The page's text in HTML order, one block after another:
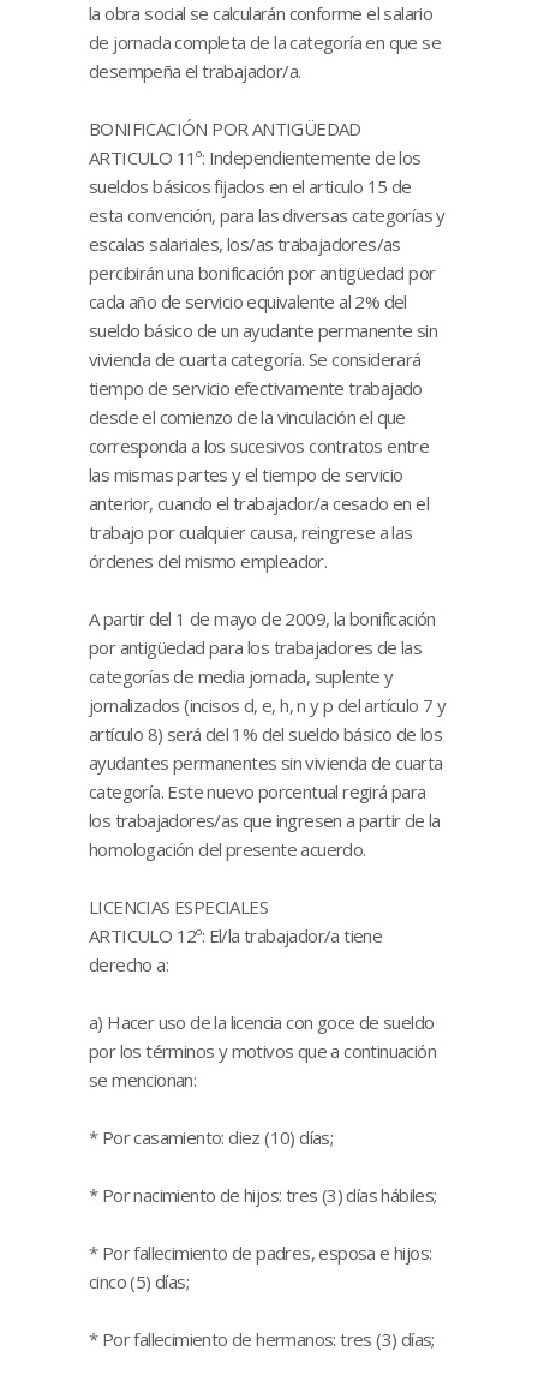
la obra social se calcularán conforme el salario
de jornada completa de la categoría en que se
desempeña el trabajador/a.
BONIFICACIÓN POR ANTIGÜEDAD
ARTICULO 11º: Independientemente de los
sueldos básicos fijados en el articulo 15 de
esta convención, para las diversas categorías y
escalas salariales, los/as trabajadores/as
percibirán una bonificación por antigüedad por
cada año de servicio equivalente al 2% del
sueldo básico de un ayudante permanente sin
vivienda de cuarta categoría. Se considerará
tiempo de servicio efectivamente trabajado
desde el comienzo de la vinculación el que
corresponda a los sucesivos contratos entre
las mismas partes y el tiempo de servicio
anterior, cuando el trabajador/a cesado en el
trabajo por cualquier causa, reingrese a las
órdenes del mismo empleador.
A partir del 1 de mayo de 2009, la bonificación
por antigüedad para los trabajadores de las
categorías de media jornada, suplente y
jornalizados (incisos d, e, h, n y p del artículo 7 y
artículo 8) será del 1% del sueldo básico de los
ayudantes permanentes sin vivienda de cuarta
categoría. Este nuevo porcentual regirá para
los trabajadores/as que ingresen a partir de la
homologación del presente acuerdo.
LICENCIAS ESPECIALES
ARTICULO 12º: El/la trabajador/a tiene
derecho a:
a) Hacer uso de la licencia con goce de sueldo
por los términos y motivos que a continuación
se mencionan:
* Por casamiento: diez (10) días;
* Por nacimiento de hijos: tres (3) días hábiles;
* Por fallecimiento de padres, esposa e hijos:
cinco (5) días;
* Por fallecimiento de hermanos: tres (3) días;